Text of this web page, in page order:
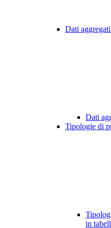
Dati
Dati
Tipologie di
in